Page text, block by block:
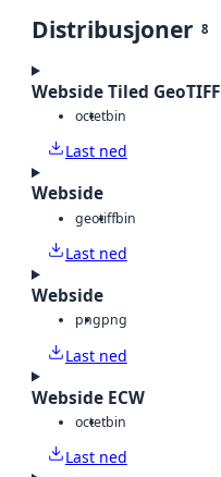
Distribusjoner 8
Webside Tiled GeoTIFF
octetbin
Last ned
Webside
geotiffbin
Last ned
Webside
pngpng
Last ned
Webside ECW
octetbin
Last ned